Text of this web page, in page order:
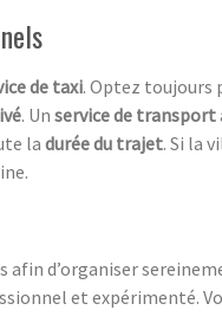
de taxi. Optez toujours
. Un service de transport
la durée du trajet. Si la
afin d’organiser
et expérimenté.